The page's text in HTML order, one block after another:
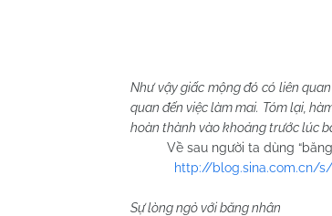
Như vậy giấc mộng đó có liên
quan đến việc làm mai. Tóm lại,
hoàn thành vào khoảng trước lúc
Về sau người ta dùng “băng
http://blog.sina.com.cn/s/
Sự lòng ngỏ với băng nhân